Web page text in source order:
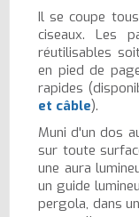
Il se coupe
ciseaux. Les
réutilisables
en pied de
rapides
et câble).
Muni d'un dos
sur toute
une aura
un guide
pergola, dans